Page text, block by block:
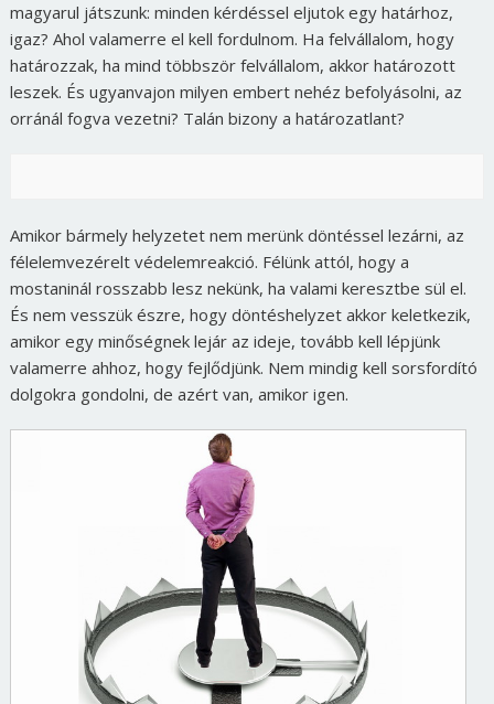
magyarul játszunk: minden kérdéssel eljutok egy határhoz,
igaz? Ahol valamerre el kell fordulnom. Ha felvállalom, hogy
határozzak, ha mind többször felvállalom, akkor határozott
leszek. És ugyanvajon milyen embert nehéz befolyásolni, az
orránál fogva vezetni? Talán bizony a határozatlant?
Amikor bármely helyzetet nem merünk döntéssel lezárni, az
félelemvezérelt védelemreakció. Félünk attól, hogy a
mostaninál rosszabb lesz nekünk, ha valami keresztbe sül el.
És nem vesszük észre, hogy döntéshelyzet akkor keletkezik,
amikor egy minőségnek lejár az ideje, tovább kell lépjünk
valamerre ahhoz, hogy fejlődjünk. Nem mindig kell sorsfordító
dolgokra gondolni, de azért van, amikor igen.